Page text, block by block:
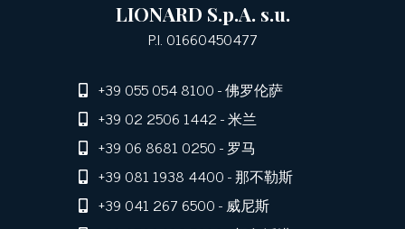
LIONARD S.p.A. s.u.
P.I. 01660450477
+39 055 054 8100- 佛罗伦萨
+39 02 2506 1442- 米兰
+39 06 8681 0250- 罗马
+39 081 1938 4400- 那不勒斯
+39 041 267 6500- 威尼斯